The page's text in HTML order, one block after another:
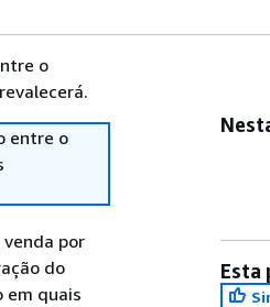
o
entre o
por
do
em quais
Esta